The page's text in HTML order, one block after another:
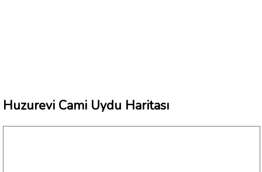
Huzurevi Cami Uydu Haritası